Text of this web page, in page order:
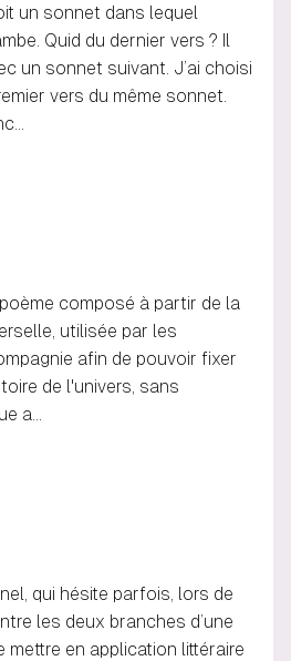
un sonnet dans lequel
Quid du dernier vers ? Il
un sonnet suivant. J’ai choisi
vers du même sonnet.
composé à partir de la
utilisée par les
afin de pouvoir fixer
de l'univers, sans
a…
qui hésite parfois, lors de
les deux branches d’une
mettre en application littéraire